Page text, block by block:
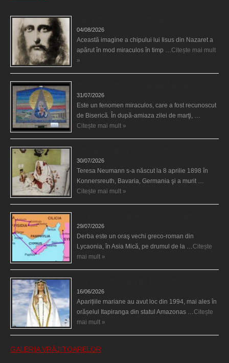
04/08/2026
Această imagine a chipului lui Iisus din Nazaret a
apărut în mod miraculos în timp …Citește mai mult
»
31/07/2026
Este un fenomen miraculos, care a fost recunoscut
de Biserică. În după-amiaza zilei de marţi, …
Citește mai mult »
30/07/2026
Teresa Neumann s-a născut la 8 aprilie 1898 în
Konnersreuth, Bavaria, Germania şi a murit …
Citește mai mult »
29/07/2026
Derba este un oraş vechi greco-roman din
Lycaonia, în Asia Mică, pe drumul de la …Citește
mai mult »
16/06/2026
Aparițiile mariane au avut loc din 1994, mai ales în
orășelul Itapiranga din statul Amazonas …Citește
mai mult »
GALERIA VRĂJITOARELOR